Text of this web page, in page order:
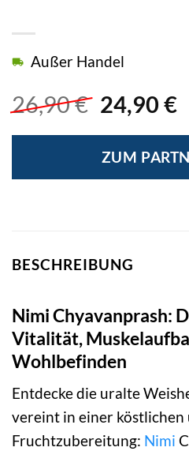
26,90€
war:
26,90 €
24,90 €
Außer Handel
ZUM
BESCHREIBUNG
Nimi Chyavanprash:
Vitalität,
Wohlbefinden
Entdecke die uralte
vereint in einer
Fruchtzubereitung: Nimi